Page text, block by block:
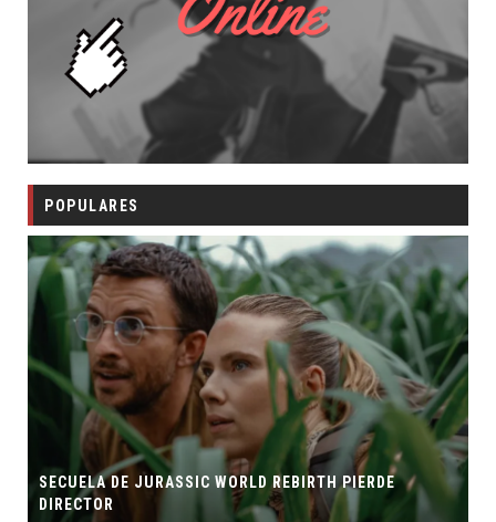
POPULARES
SECUELA DE JURASSIC WORLD REBIRTH PIERDE
DIRECTOR